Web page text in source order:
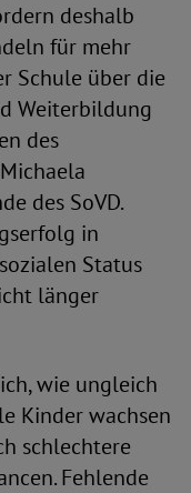
deshalb
für mehr
Schule über die
Weiterbildung
des
des SoVD.
in
Status
länger
wie ungleich
Kinder wachsen
schlechtere
Fehlende